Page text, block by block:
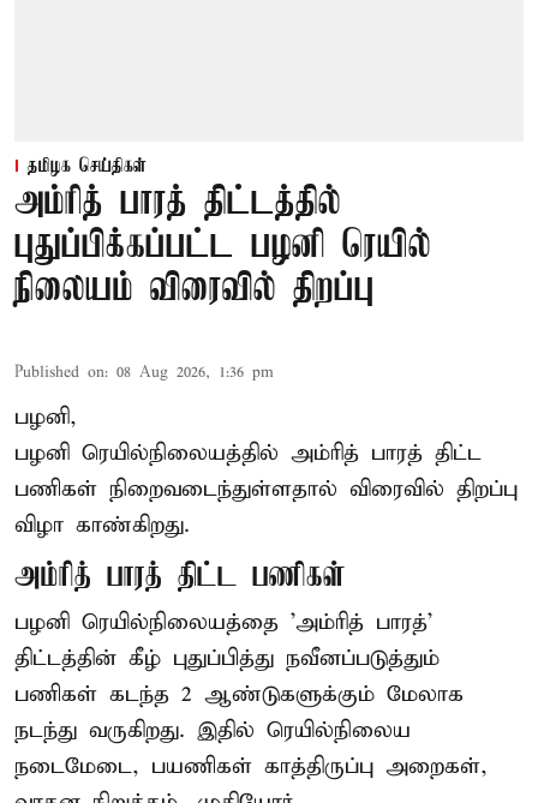
தமிழக செய்திகள்
அம்ரித் பாரத் திட்டத்தில்
புதுப்பிக்கப்பட்ட பழனி ரெயில்
நிலையம் விரைவில் திறப்பு
Published on: 08 Aug 2026, 1:36 pm
பழனி,
பழனி ரெயில்நிலையத்தில் அம்ரித் பாரத் திட்ட
பணிகள் நிறைவடைந்துள்ளதால் விரைவில் திறப்பு
விழா காண்கிறது.
அம்ரித் பாரத் திட்ட பணிகள்
பழனி ரெயில்நிலையத்தை 'அம்ரித் பாரத்'
திட்டத்தின் கீழ் புதுப்பித்து நவீனப்படுத்தும்
பணிகள் கடந்த 2 ஆண்டுகளுக்கும் மேலாக
நடந்து வருகிறது. இதில் ரெயில்நிலைய
நடைமேடை, பயணிகள் காத்திருப்பு அறைகள்,